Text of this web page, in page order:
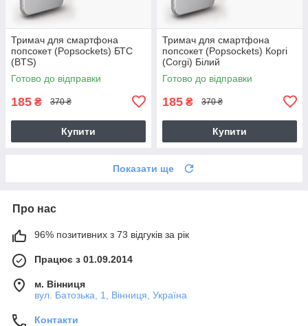
Тримач для смартфона
попсокет (Popsockets) БТС
(BTS)
Готово до відправки
185 ₴ 370 ₴
Купити
Тримач для смартфона
попсокет (Popsockets) Коргі
(Corgi) Білий
Готово до відправки
185 ₴ 370 ₴
Купити
Показати ще
Про нас
96% позитивних з 73 відгуків за рік
Працює з 01.09.2014
м. Вінниця
вул. Батозька, 1, Вінниця, Україна
Контакти